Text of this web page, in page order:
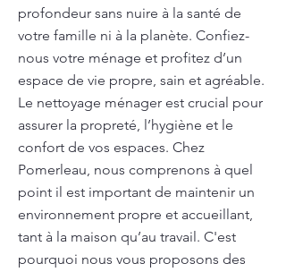
profondeur sans nuire à la santé de
votre famille ni à la planète. Confiez-
nous votre ménage et profitez d’un
espace de vie propre, sain et agréable.
Le nettoyage ménager est crucial pour
assurer la propreté, l’hygiène et le
confort de vos espaces. Chez
Pomerleau, nous comprenons à quel
point il est important de maintenir un
environnement propre et accueillant,
tant à la maison qu’au travail. C'est
pourquoi nous vous proposons des